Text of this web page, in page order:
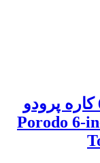
جامپ استارتر و پمپ باد 6 کاره پرودو
Porodo 6-